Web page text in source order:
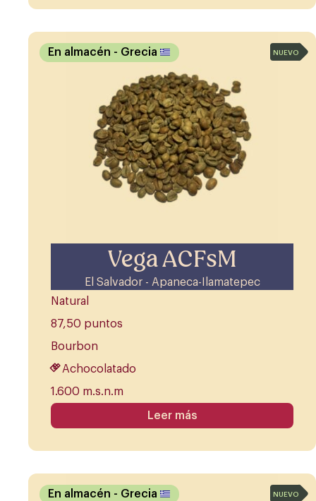
Vega ACFsM
El Salvador - Apaneca-Ilamatepec
En almacén - Grecia
Natural
87,50 puntos
Bourbon
Achocolatado
1.600 m.s.n.m
NUEVO
Leer más
En almacén - Grecia NUEVO